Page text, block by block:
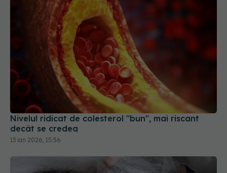
Nivelul ridicat de colesterol "bun", mai riscant
decât se credea
13 ian 2026, 15:56